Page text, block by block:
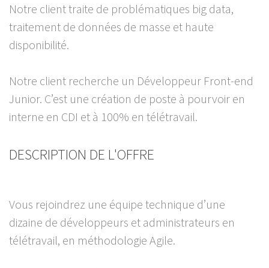
Notre client traite de problématiques big data,
traitement de données de masse et haute
disponibilité.
Notre client recherche un Développeur Front-end
Junior. C’est une création de poste à pourvoir en
interne en CDI et à 100% en télétravail.
DESCRIPTION DE L'OFFRE
Vous rejoindrez une équipe technique d’une
dizaine de développeurs et administrateurs en
télétravail, en méthodologie Agile.